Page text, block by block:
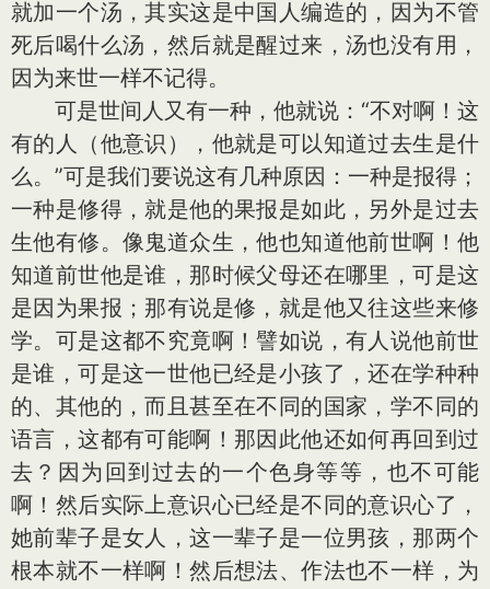
就加一个汤，其实这是中国人编造的，因为不管
死后喝什么汤，然后就是醒过来，汤也没有用，
因为来世一样不记得。
可是世间人又有一种，他就说：“不对啊！这
有的人（他意识），他就是可以知道过去生是什
么。”可是我们要说这有几种原因：一种是报得；
一种是修得，就是他的果报是如此，另外是过去
生他有修。像鬼道众生，他也知道他前世啊！他
知道前世他是谁，那时候父母还在哪里，可是这
是因为果报；那有说是修，就是他又往这些来修
学。可是这都不究竟啊！譬如说，有人说他前世
是谁，可是这一世他已经是小孩了，还在学种种
的、其他的，而且甚至在不同的国家，学不同的
语言，这都有可能啊！那因此他还如何再回到过
去？因为回到过去的一个色身等等，也不可能
啊！然后实际上意识心已经是不同的意识心了，
她前辈子是女人，这一辈子是一位男孩，那两个
根本就不一样啊！然后想法、作法也不一样，为